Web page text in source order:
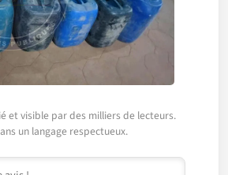
et visible par des milliers de lecteurs.
un langage respectueux.